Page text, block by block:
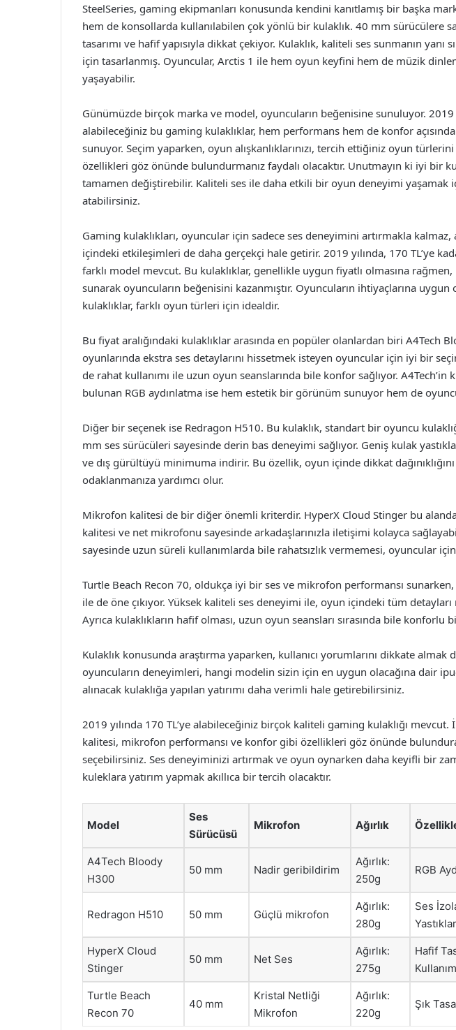
SteelSeries, gaming ekipmanları konusunda kendini kanıtlamış bir başka
hem de konsollarda kullanılabilen çok yönlü bir kulaklık. 40 mm sürücülere
tasarımı ve hafif yapısıyla dikkat çekiyor. Kulaklık, kaliteli ses sunmanın yanı
için tasarlanmış. Oyuncular, Arctis 1 ile hem oyun keyfini hem de müzik
yaşayabilir.
Günümüzde birçok marka ve model, oyuncuların beğenisine sunuluyor. 2019
alabileceğiniz bu gaming kulaklıklar, hem performans hem de konfor
sunuyor. Seçim yaparken, oyun alışkanlıklarınızı, tercih ettiğiniz oyun
özellikleri göz önünde bulundurmanız faydalı olacaktır. Unutmayın ki iyi bir
tamamen değiştirebilir. Kaliteli ses ile daha etkili bir oyun deneyimi yaşamak
atabilirsiniz.
Gaming kulaklıkları, oyuncular için sadece ses deneyimini artırmakla kalmaz,
içindeki etkileşimleri de daha gerçekçi hale getirir. 2019 yılında, 170 TL’ye
farklı model mevcut. Bu kulaklıklar, genellikle uygun fiyatlı olmasına
sunarak oyuncuların beğenisini kazanmıştır. Oyuncuların ihtiyaçlarına
kulaklıklar, farklı oyun türleri için idealdir.
Bu fiyat aralığındaki kulaklıklar arasında en popüler olanlardan biri A4Tech
oyunlarında ekstra ses detaylarını hissetmek isteyen oyuncular için iyi bir
de rahat kullanımı ile uzun oyun seanslarında bile konfor sağlıyor. A4Tech’in
bulunan RGB aydınlatma ise hem estetik bir görünüm sunuyor hem de
Diğer bir seçenek ise Redragon H510. Bu kulaklık, standart bir oyuncu
mm ses sürücüleri sayesinde derin bas deneyimi sağlıyor. Geniş kulak
ve dış gürültüyü minimuma indirir. Bu özellik, oyun içinde dikkat
odaklanmanıza yardımcı olur.
Mikrofon kalitesi de bir diğer önemli kriterdir. HyperX Cloud Stinger bu
kalitesi ve net mikrofonu sayesinde arkadaşlarınızla iletişimi kolayca
sayesinde uzun süreli kullanımlarda bile rahatsızlık vermemesi, oyuncular
Turtle Beach Recon 70, oldukça iyi bir ses ve mikrofon performansı sunarken,
ile de öne çıkıyor. Yüksek kaliteli ses deneyimi ile, oyun içindeki tüm
Ayrıca kulaklıkların hafif olması, uzun oyun seansları sırasında bile konforlu
Kulaklık konusunda araştırma yaparken, kullanıcı yorumlarını dikkate almak
oyuncuların deneyimleri, hangi modelin sizin için en uygun olacağına dair
alınacak kulaklığa yapılan yatırımı daha verimli hale getirebilirsiniz.
2019 yılında 170 TL’ye alabileceğiniz birçok kaliteli gaming kulaklığı mevcut.
kalitesi, mikrofon performansı ve konfor gibi özellikleri göz önünde
seçebilirsiniz. Ses deneyiminizi artırmak ve oyun oynarken daha keyifli bir
kuleklara yatırım yapmak akıllıca bir tercih olacaktır.
Model
Ses
Sürücüsü
Mikrofon Ağırlık
A4Tech Bloody
H300
50 mm Nadir geribildirim
Ağırlık:
250g
RGB
Redragon H510 50 mm Güçlü mikrofon
Ağırlık:
280g
Ses
HyperX Cloud
Stinger
50 mm Net Ses
Ağırlık:
275g
Hafif
Kullanım
Turtle Beach
Recon 70
40 mm
Kristal Netliği
Mikrofon
Ağırlık:
220g
Şık